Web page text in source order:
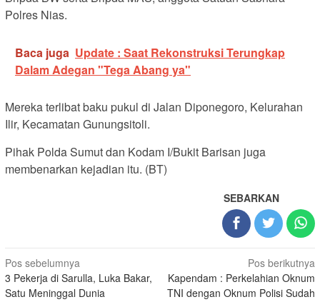
Polres Nias.
Baca juga Update : Saat Rekonstruksi Terungkap
Dalam Adegan "Tega Abang ya"
Mereka terlibat baku pukul di Jalan Diponegoro, Kelurahan
Ilir, Kecamatan Gunungsitoli.
Pihak Polda Sumut dan Kodam I/Bukit Barisan juga
membenarkan kejadian itu. (BT)
SEBARKAN
Navigasi
pos
Pos sebelumnya
3 Pekerja di Sarulla, Luka Bakar,
Satu Meninggal Dunia
Pos berikutnya
Kapendam : Perkelahian Oknum
TNI dengan Oknum Polisi Sudah